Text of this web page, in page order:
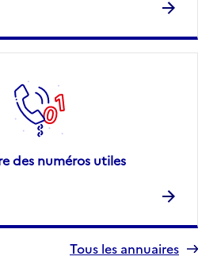
des numéros utiles
Tous les annuaires